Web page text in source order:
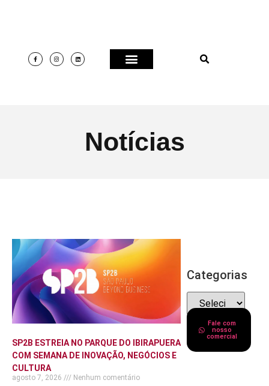
Notícias
SP2B ESTREIA NO PARQUE DO IBIRAPUERA
COM SEMANA DE INOVAÇÃO, NEGÓCIOS E
CULTURA
agosto 7, 2026 Nenhum comentário
Categorias
Fale com
nosso
comercial